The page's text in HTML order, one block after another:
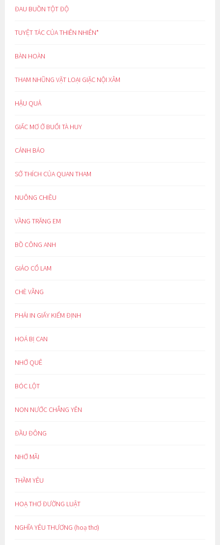
ĐAU BUỒN TỘT ĐỘ
TUYỆT TÁC CỦA THIÊN NHIÊN*
BÀN HOÀN
THAM NHŨNG VẶT LOẠI GIẶC NỘI XÂM
HẬU QUẢ
GIẤC MƠ Ở BUỔI TÀ HUY
CẢNH BÁO
SỞ THÍCH CỦA QUAN THAM
NUÔNG CHIỀU
VẦNG TRĂNG EM
BỒ CÔNG ANH
GIẢO CỔ LAM
CHÈ VẰNG
PHẢI IN GIẤY KIỂM ĐỊNH
HOÁ BỊ CAN
NHỚ QUÊ
BÓC LỘT
NON NƯỚC CHẲNG YÊN
ĐẦU ĐÔNG
NHỚ MÃI
THẦM YÊU
HOẠ THƠ ĐƯỜNG LUẬT
NGHĨA YÊU THƯƠNG (hoạ thơ)